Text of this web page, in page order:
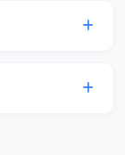
çalışması
için